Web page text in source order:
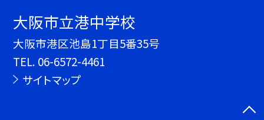
大阪市立港中学校
大阪市港区池島1丁目5番35号
TEL. 06-6572-4461
サイトマップ